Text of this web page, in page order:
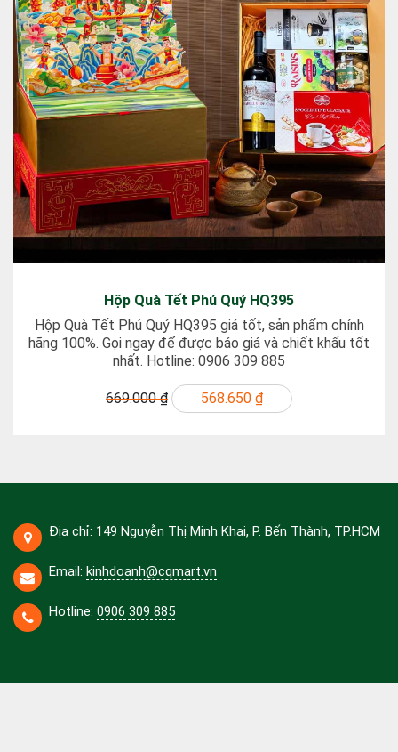
Hộp Quà Tết Phú Quý HQ395
Hộp Quà Tết Phú Quý HQ395 giá tốt, sản phẩm chính
hãng 100%. Gọi ngay để được báo giá và chiết khấu tốt
nhất. Hotline: 0906 309 885
669.000 ₫ 568.650 ₫
Địa chỉ: 149 Nguyễn Thị Minh Khai, P. Bến Thành, TP.HCM
Email: kinhdoanh@cqmart.vn
Hotline: 0906 309 885